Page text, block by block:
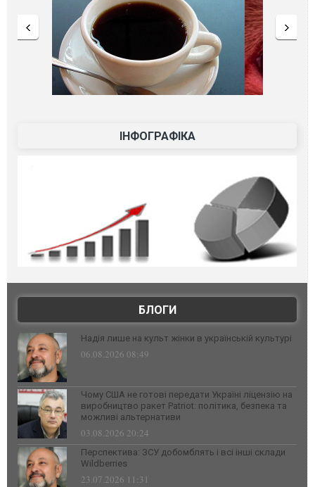
ІНФОГРАФІКА
БЛОГИ
Надія лише на культ жінки в українській культурі
06.08.2026 08:49
Чому США не готові передати Україні ліцензію на
виробництво ракет Patriot: політика, безпека та
можливі альтернативи
03.08.2026 20:24
Перспектива: ЗСУ добомблять і всі інші склади
Wildberries
23.07.2026 11:31